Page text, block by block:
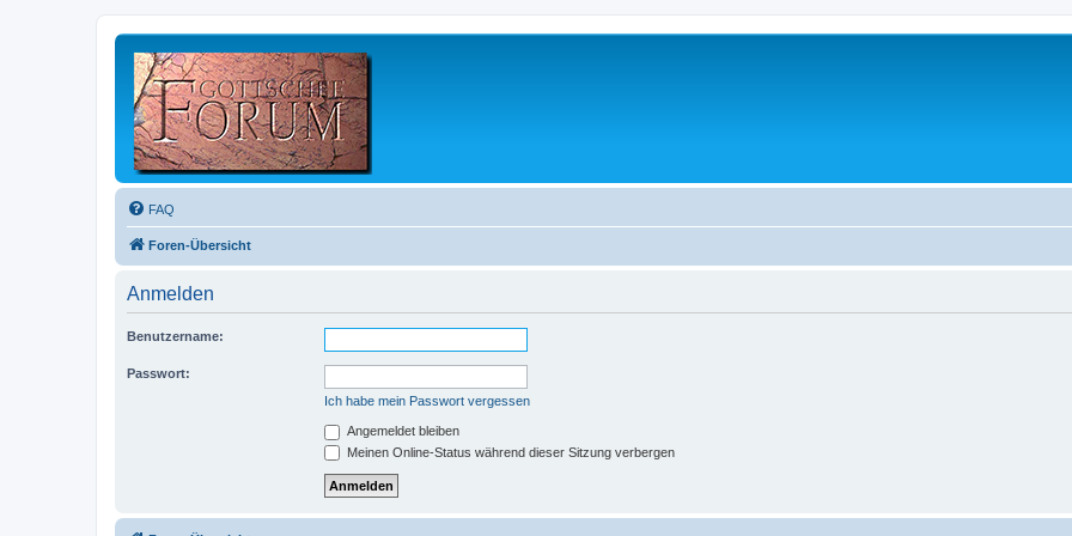
FAQ
Foren-Übersicht
Anmelden
Benutzername:
Passwort:
Ich habe mein Passwort vergessen
Angemeldet bleiben
Meinen Online-Status während dieser Sitzung verbergen